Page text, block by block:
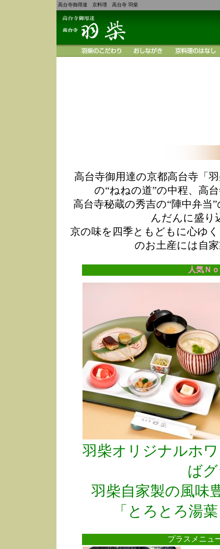
高台寺御用達 京料理 高台寺 羽柴
高台寺御用達の京都高台寺「
の“ねねの道”の中程、高
高台寺秘蔵の秀吉の“陣中弁
んだんに盛り
京の味を四季ともどもに心ゆ
のお土産には自
人気Ｎ
羽柴オリジナルホ
ば
羽柴自家製の風味
「とろとろ湯
プラスメニ